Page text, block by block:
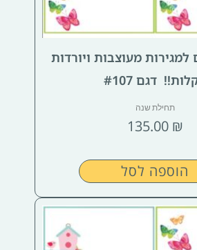
מעוצבות ויורדות
דגם #107
תחילת שנה
135.00 ₪
הוספה לסל